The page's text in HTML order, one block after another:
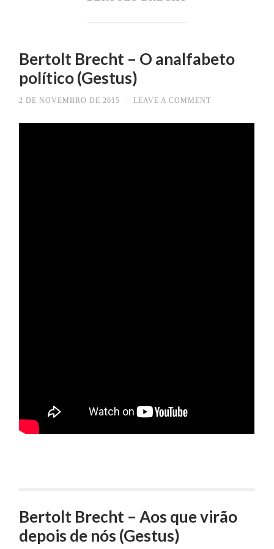
Bertolt Brecht – O analfabeto
político (Gestus)
2 DE NOVEMBRO DE 2015 LEAVE A COMMENT
Bertolt Brecht – Aos que virão
depois de nós (Gestus)